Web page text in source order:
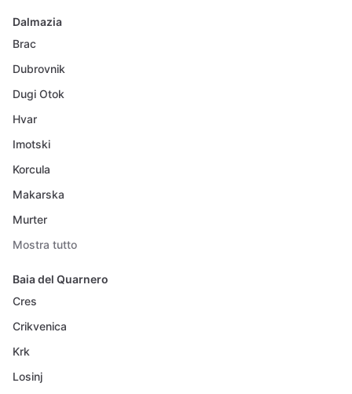
Dalmazia
Brac
Dubrovnik
Dugi Otok
Hvar
Imotski
Korcula
Makarska
Murter
Mostra tutto
Baia del Quarnero
Cres
Crikvenica
Krk
Losinj